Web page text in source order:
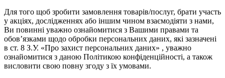
Для того щоб зробити замовлення товарів/послуг, брати участь
у акціях, дослідженнях або іншим чином взаємодіяти з нами,
Ви повинні уважно ознайомитися з Вашими правами та
обов’язками щодо обробки персональних даних, які зазначені
в ст. 8 З.У. «Про захист персональних даних» , уважно
ознайомитися з даною Політикою конфіденційності, а також
висловити свою повну згоду з їх умовами.